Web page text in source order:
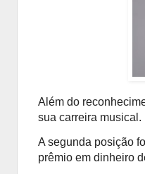
Além do
sua carreira musical.
A segunda posição
prêmio em dinheiro